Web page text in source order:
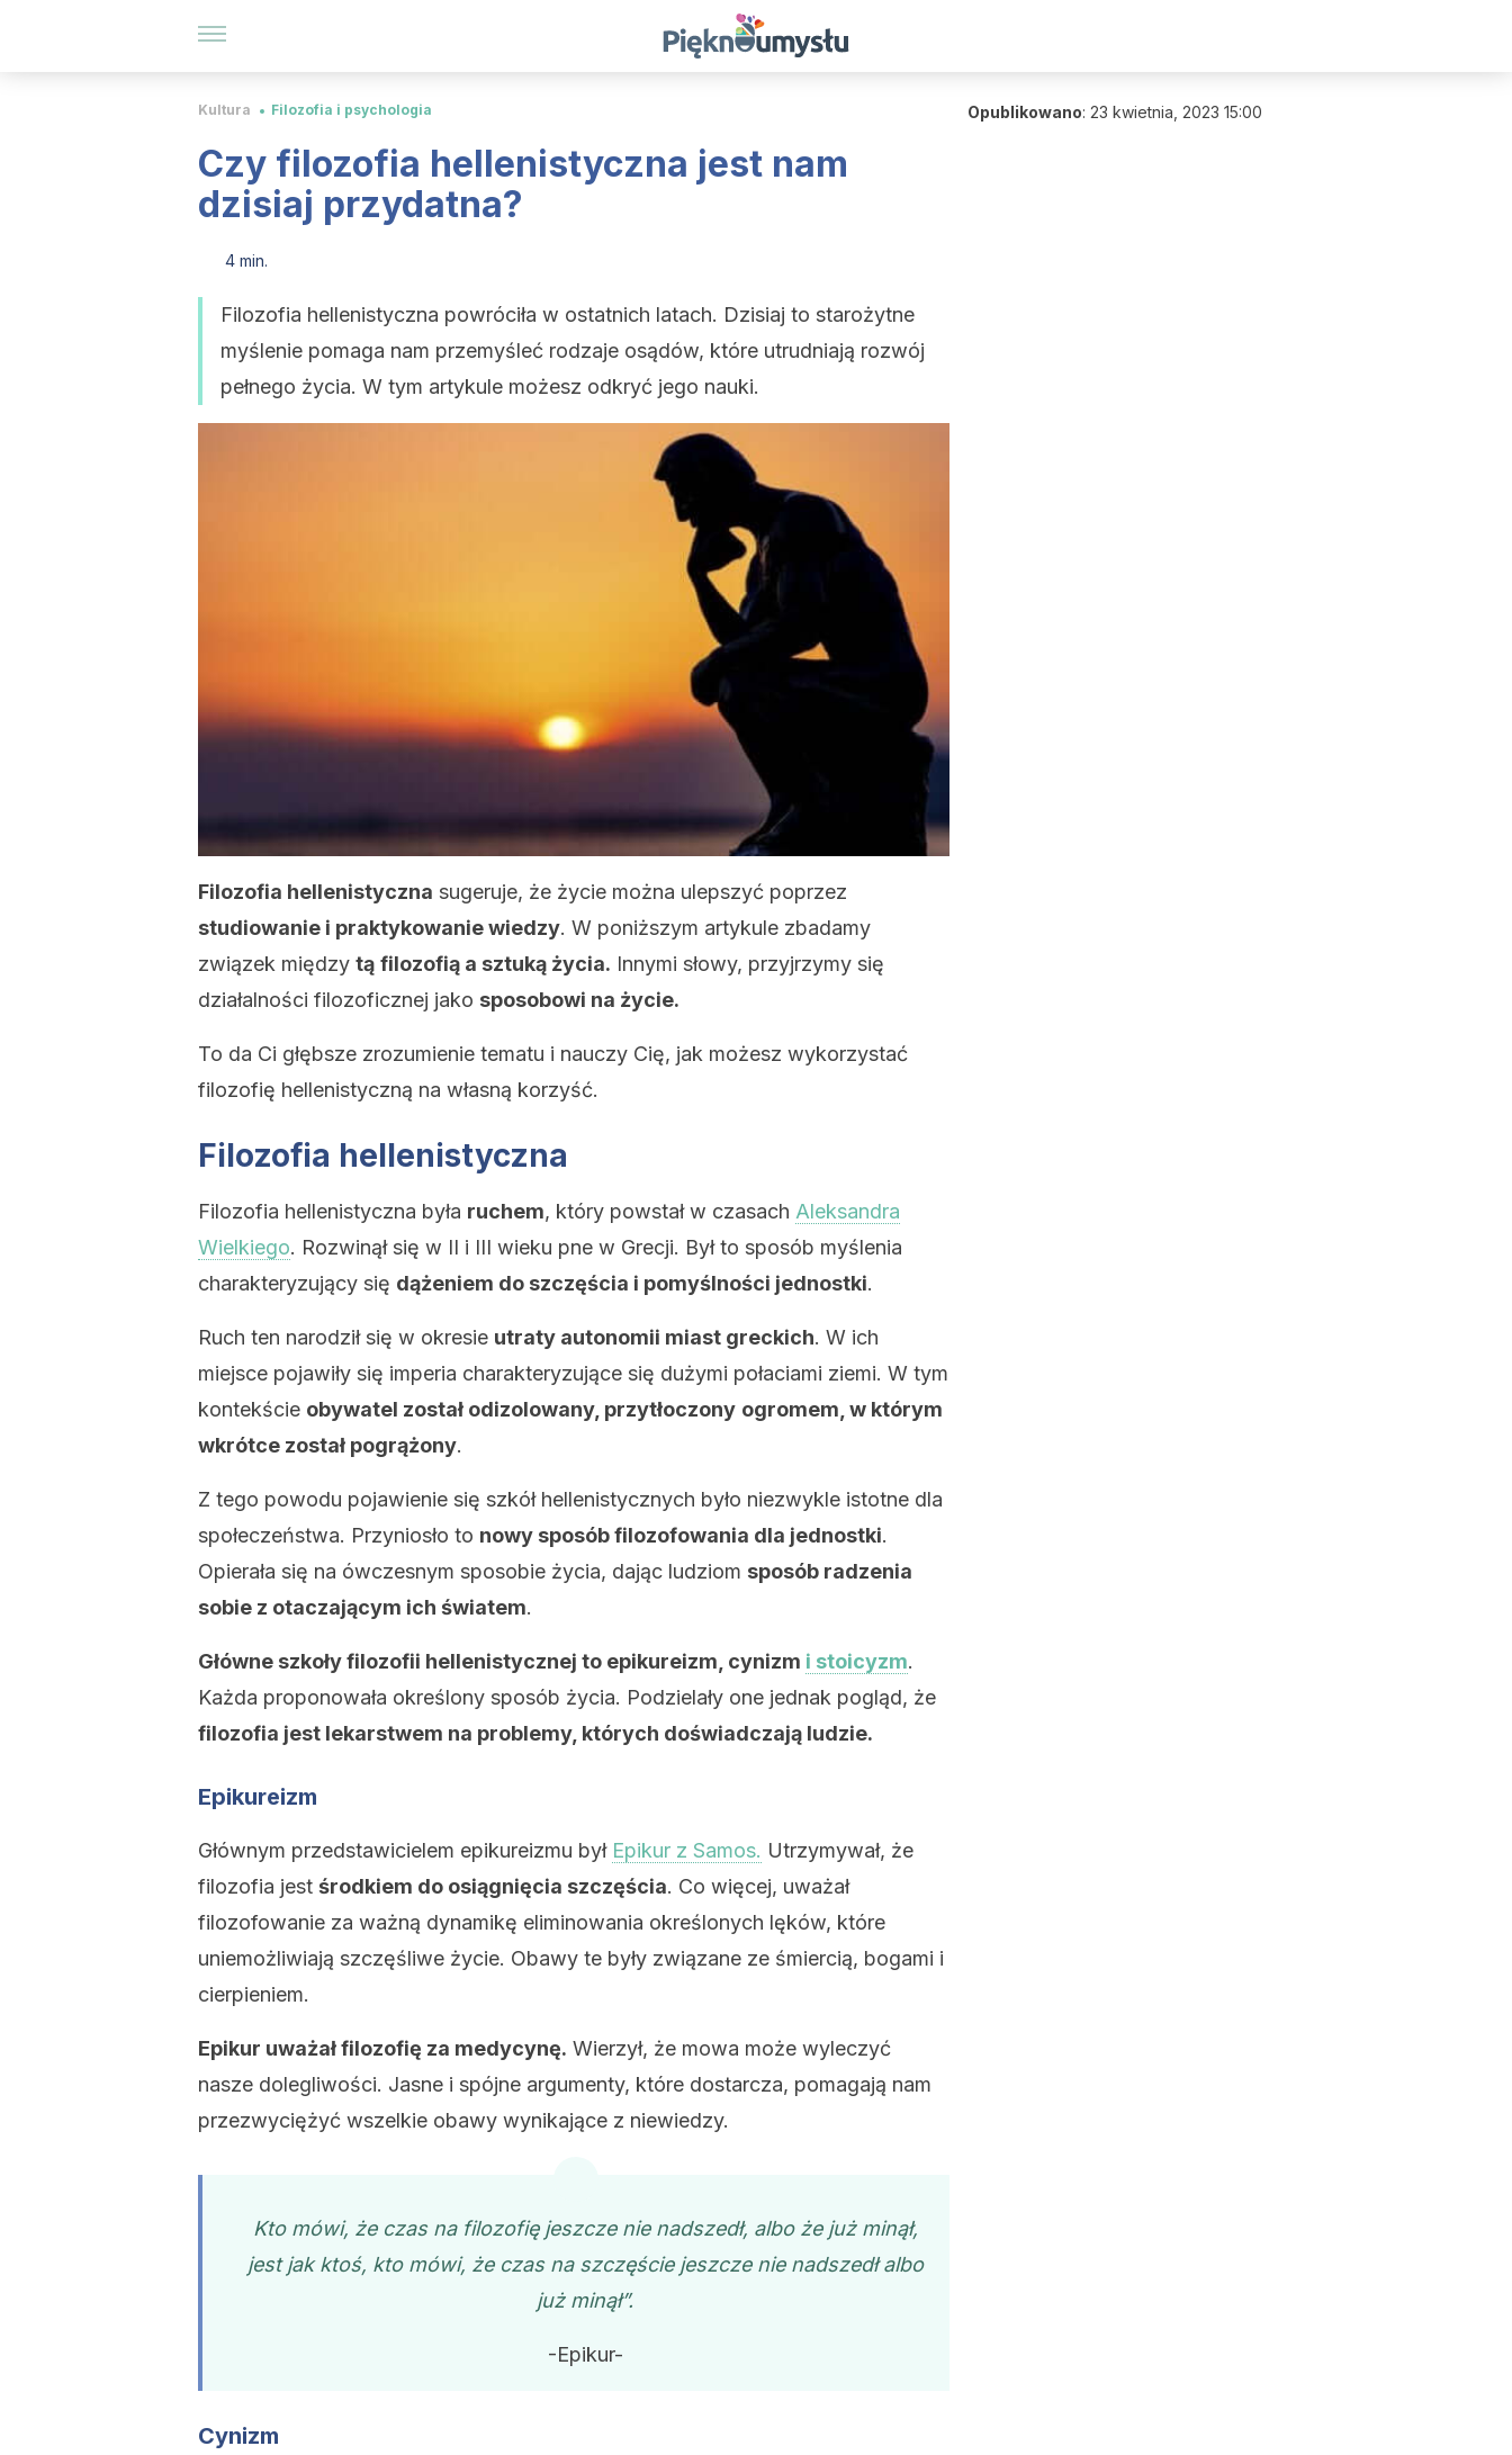
Kultura Filozofia i psychologia
Czy filozofia hellenistyczna jest nam
dzisiaj przydatna?
4 min.
Filozofia hellenistyczna powróciła w ostatnich latach. Dzisiaj to starożytne
myślenie pomaga nam przemyśleć rodzaje osądów, które utrudniają rozwój
pełnego życia. W tym artykule możesz odkryć jego nauki.
Filozofia hellenistyczna sugeruje, że życie można ulepszyć poprzez
studiowanie i praktykowanie wiedzy. W poniższym artykule zbadamy
związek między tą filozofią a sztuką życia. Innymi słowy, przyjrzymy się
działalności filozoficznej jako sposobowi na życie.
To da Ci głębsze zrozumienie tematu i nauczy Cię, jak możesz wykorzystać
filozofię hellenistyczną na własną korzyść.
Filozofia hellenistyczna
Filozofia hellenistyczna była ruchem, który powstał w czasach Aleksandra
Wielkiego. Rozwinął się w II i III wieku pne w Grecji. Był to sposób myślenia
charakteryzujący się dążeniem do szczęścia i pomyślności jednostki.
Ruch ten narodził się w okresie utraty autonomii miast greckich. W ich
miejsce pojawiły się imperia charakteryzujące się dużymi połaciami ziemi. W tym
kontekście obywatel został odizolowany, przytłoczony ogromem, w którym
wkrótce został pogrążony.
Z tego powodu pojawienie się szkół hellenistycznych było niezwykle istotne dla
społeczeństwa. Przyniosło to nowy sposób filozofowania dla jednostki.
Opierała się na ówczesnym sposobie życia, dając ludziom sposób radzenia
sobie z otaczającym ich światem.
Główne szkoły filozofii hellenistycznej to epikureizm, cynizm i stoicyzm.
Każda proponowała określony sposób życia. Podzielały one jednak pogląd, że
filozofia jest lekarstwem na problemy, których doświadczają ludzie.
Epikureizm
Głównym przedstawicielem epikureizmu był Epikur z Samos. Utrzymywał, że
filozofia jest środkiem do osiągnięcia szczęścia. Co więcej, uważał
filozofowanie za ważną dynamikę eliminowania określonych lęków, które
uniemożliwiają szczęśliwe życie. Obawy te były związane ze śmiercią, bogami i
cierpieniem.
Epikur uważał filozofię za medycynę. Wierzył, że mowa może wyleczyć
nasze dolegliwości. Jasne i spójne argumenty, które dostarcza, pomagają nam
przezwyciężyć wszelkie obawy wynikające z niewiedzy.
Kto mówi, że czas na filozofię jeszcze nie nadszedł, albo że już minął,
jest jak ktoś, kto mówi, że czas na szczęście jeszcze nie nadszedł albo
już minął”.
-Epikur-
Cynizm
Opublikowano: 23 kwietnia, 2023 15:00